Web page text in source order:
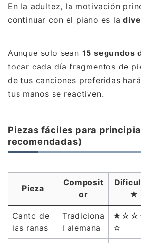
En la adultez, la motivación
continuar con el piano es la
Aunque solo sean 15 segundos
tocar cada día fragmentos de
de tus canciones preferidas
tus manos se reactiven.
Piezas fáciles para
recomendadas)
Pieza
Composit
or
★
Canto de
las ranas
Tradiciona
l alemana
☆